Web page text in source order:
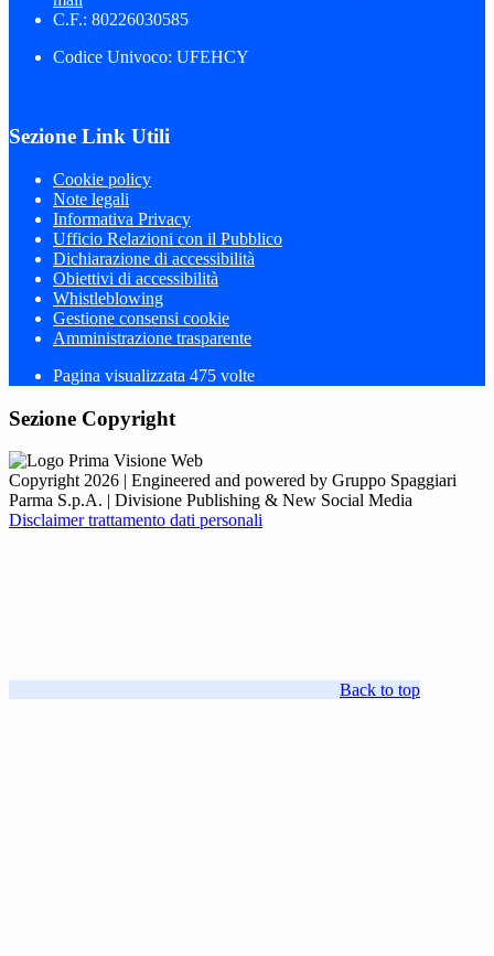
C.F.: 80226030585
Codice Univoco: UFEHCY
Sezione Link Utili
Cookie policy
Note legali
Informativa Privacy
Ufficio Relazioni con il Pubblico
Dichiarazione di accessibilità
Obiettivi di accessibilità
Whistleblowing
Gestione consensi cookie
Amministrazione trasparente
Pagina visualizzata 475 volte
Sezione Copyright
Copyright 2026 | Engineered and powered by Gruppo Spaggiari
Parma S.p.A. | Divisione Publishing & New Social Media
Disclaimer trattamento dati personali
Back to top